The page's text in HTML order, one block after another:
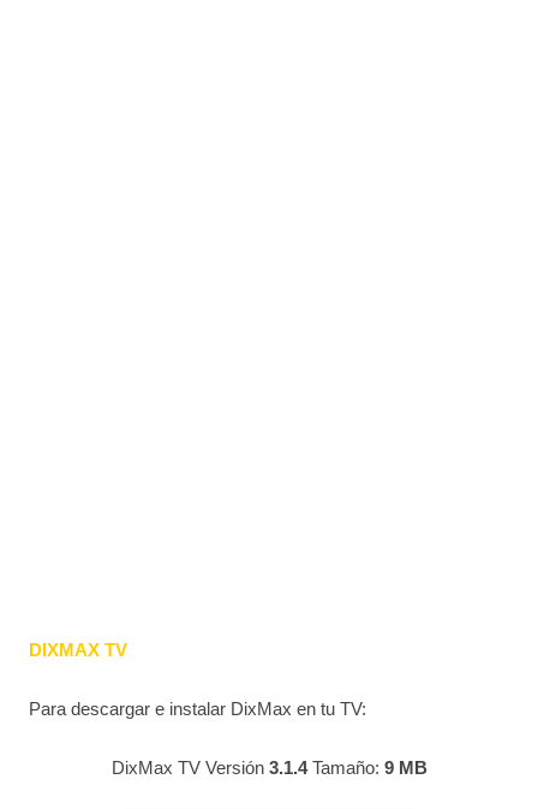
DIXMAX TV
Para descargar e instalar DixMax en tu TV:
DixMax TV Versión 3.1.4Tamaño: 9 MB